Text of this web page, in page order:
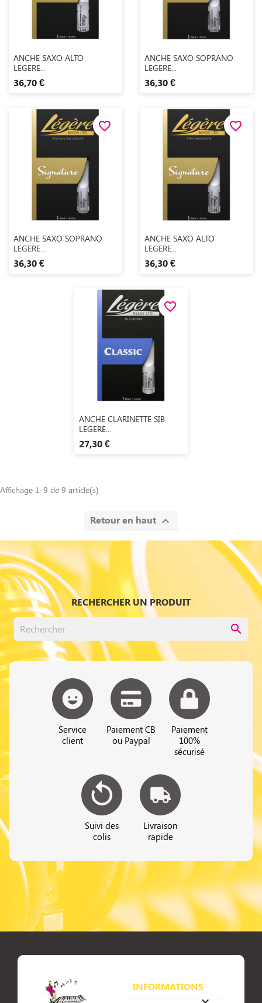
Aperçu rapide
ANCHE SAXO ALTO
LEGERE...
36,70 €
Aperçu rapide
ANCHE SAXO SOPRANO
LEGERE...
36,30 €
Aperçu rapide
ANCHE SAXO SOPRANO
LEGERE...
36,30 €
favorite_border
Aperçu rapide
ANCHE SAXO ALTO
LEGERE...
36,30 €
favorite_border
Aperçu rapide
ANCHE CLARINETTE SIB
LEGERE...
27,30 €
favorite_border
Affichage 1-9 de 9 article(s)
Retour en haut 
RECHERCHER UN PRODUIT
search
Service
client
Paiement CB
ou Paypal
Paiement
100%
sécurisé
Suivi des
colis
Livraison
rapide
INFORMATIONS